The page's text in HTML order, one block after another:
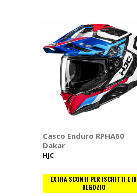
Casco Enduro RPHA60
Dakar
HJC
EXTRA SCONTI PER ISCRITTI E IN
NEGOZIO